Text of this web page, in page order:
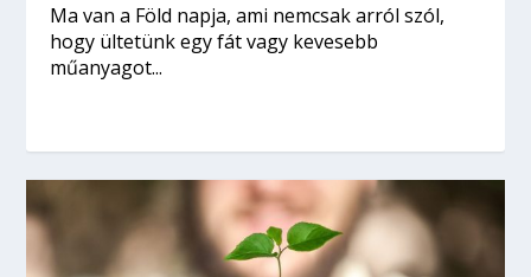
Ma van a Föld napja, ami nemcsak arról szól,
hogy ültetünk egy fát vagy kevesebb
műanyagot...